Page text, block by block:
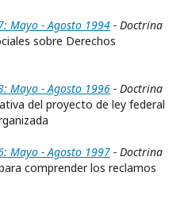
Mayo - Agosto 1994 - Doctrina
sobre Derechos
Mayo - Agosto 1996 - Doctrina
del proyecto de ley federal
Mayo - Agosto 1997 - Doctrina
comprender los reclamos